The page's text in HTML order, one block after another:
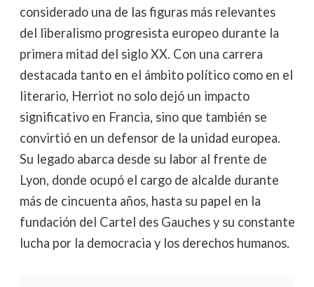
considerado una de las figuras más relevantes
del liberalismo progresista europeo durante la
primera mitad del siglo XX. Con una carrera
destacada tanto en el ámbito político como en el
literario, Herriot no solo dejó un impacto
significativo en Francia, sino que también se
convirtió en un defensor de la unidad europea.
Su legado abarca desde su labor al frente de
Lyon, donde ocupó el cargo de alcalde durante
más de cincuenta años, hasta su papel en la
fundación del Cartel des Gauches y su constante
lucha por la democracia y los derechos humanos.